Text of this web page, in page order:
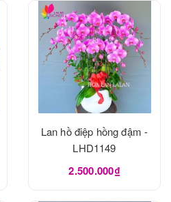
Lan hồ điệp hồng đậm -
LHD1149
2.500.000₫